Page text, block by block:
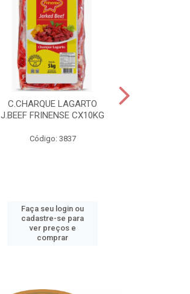
C.CHARQUE LAGARTO
J.BEEF FRINENSE CX10KG
Código: 3837
Faça seu login ou
cadastre-se para
ver preços e
comprar